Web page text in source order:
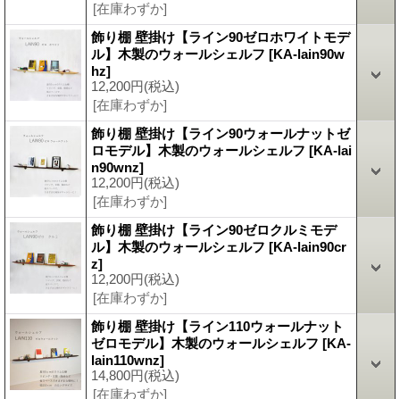
[在庫わずか]
飾り棚 壁掛け【ライン90ゼロホワイトモデ
ル】木製のウォールシェルフ [KA-lain90w
hz]
12,200円(税込)
[在庫わずか]
飾り棚 壁掛け【ライン90ウォールナットゼ
ロモデル】木製のウォールシェルフ [KA-lai
n90wnz]
12,200円(税込)
[在庫わずか]
飾り棚 壁掛け【ライン90ゼロクルミモデ
ル】木製のウォールシェルフ [KA-lain90cr
z]
12,200円(税込)
[在庫わずか]
飾り棚 壁掛け【ライン110ウォールナット
ゼロモデル】木製のウォールシェルフ [KA-
lain110wnz]
14,800円(税込)
[在庫わずか]